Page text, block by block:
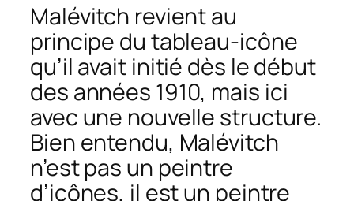
Malévitch revient au
principe du tableau-icône
qu’il avait initié dès le début
des années 1910, mais ici
avec une nouvelle structure.
Bien entendu, Malévitch
n’est pas un peintre
d’icônes, il est un peintre